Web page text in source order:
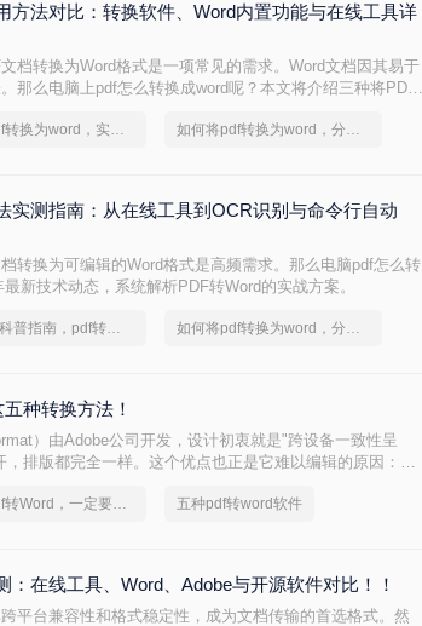
方法对比：转换软件、Word内置功能与在线工具详
档转换为Word格式是一项常见的需求。Word文档因其易于
那么电脑上pdf怎么转换成word呢？本文将介绍三种将PDF
如何将pdf转换为word，实用的方法来了 如何将pdf转换为word，分享一种简单的方法
实测指南：从在线工具到OCR识别与命令行自动
转换为可编辑的Word格式是高频需求。那么电脑pdf怎么转
新技术动态，系统解析PDF转Word的实战方案。
办公知识科普指南，pdf转换Word的操作方法 如何将pdf转换为word，分享一种简单的方法
种转换方法！
）由Adobe公司开发，设计初衷就是"跨设备一致性呈
排版都完全一样。这个优点也正是它难以编辑的原因：
如何将pdf转Word，一定要看看 五种pdf转word软件
：在线工具、Word、Adobe与开源软件对比！！
平台兼容性和格式稳定性，成为文档传输的首选格式。然